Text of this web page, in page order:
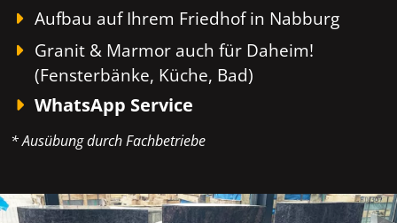
Aufbau auf Ihrem Friedhof in Nabburg
Granit & Marmor auch für Daheim!
(Fensterbänke, Küche, Bad)
WhatsApp Service
* Ausübung durch Fachbetriebe